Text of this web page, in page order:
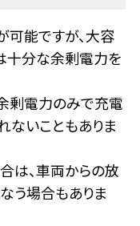
能ですが、大容
十分な余剰電力を
剰電力のみで充電
ないこともありま
は、車両からの放
う場合もありま